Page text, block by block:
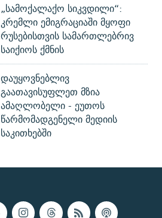
„სამოქალაქო სიკვდილი“:
კრემლი ემიგრაციაში მყოფი
რუსებისთვის სამართლებრივ
საიქიოს ქმნის
დაუყოვნებლივ
გაათავისუფლეთ მზია
ამაღლობელი - ეუთოს
წარმომადგენელი მედიის
საკითხებში